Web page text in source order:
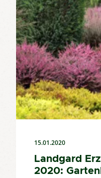
15.01.2020
Landgard
2020: